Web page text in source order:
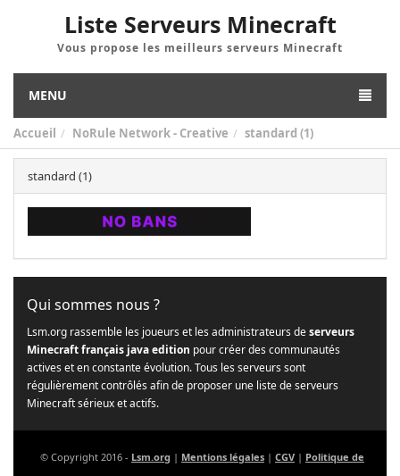
Liste Serveurs Minecraft
Vous propose les meilleurs serveurs Minecraft
MENU
Accueil NoRule Network - Creative standard (1)
standard (1)
Qui sommes nous ?
Lsm.org rassemble les joueurs et les administrateurs deserveurs
Minecraft français java edition pour créer des communautés
actives et en constante évolution. Tous les serveurs sont
régulièrement contrôlés afin de proposer une liste de serveurs
Minecraft sérieux et actifs.
© Copyright 2016 - Lsm.org | Mentions légales | CGV | Politique de